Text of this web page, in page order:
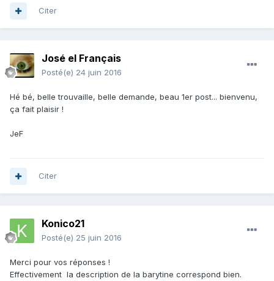
Citer
José el Français
Posté(e) 24 juin 2016
Hé bé, belle trouvaille, belle demande, beau 1er post... bienvenu,
ça fait plaisir !
JeF
Citer
Konico21
Posté(e) 25 juin 2016
Merci pour vos réponses !
Effectivement la description de la barytine correspond bien.